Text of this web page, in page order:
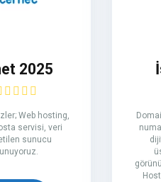
2025
Web hosting,
servisi, veri
sunucu